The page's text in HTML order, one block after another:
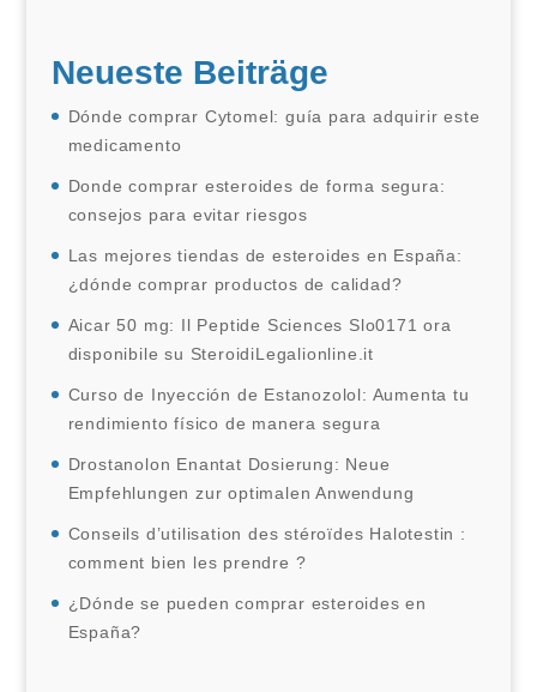
Neueste Beiträge
Dónde comprar Cytomel: guía para adquirir este
medicamento
Donde comprar esteroides de forma segura:
consejos para evitar riesgos
Las mejores tiendas de esteroides en España:
¿dónde comprar productos de calidad?
Aicar 50 mg: Il Peptide Sciences Slo0171 ora
disponibile su SteroidiLegalionline.it
Curso de Inyección de Estanozolol: Aumenta tu
rendimiento físico de manera segura
Drostanolon Enantat Dosierung: Neue
Empfehlungen zur optimalen Anwendung
Conseils d’utilisation des stéroïdes Halotestin :
comment bien les prendre ?
¿Dónde se pueden comprar esteroides en
España?